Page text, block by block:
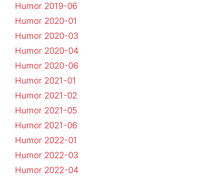
Humor 2019-06
Humor 2020-01
Humor 2020-03
Humor 2020-04
Humor 2020-06
Humor 2021-01
Humor 2021-02
Humor 2021-05
Humor 2021-06
Humor 2022-01
Humor 2022-03
Humor 2022-04